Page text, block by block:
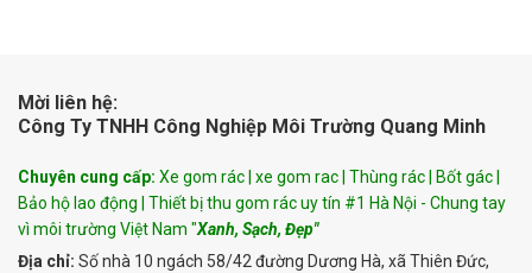
Mời liên hệ:
Công Ty TNHH Công Nghiệp Môi Trường Quang Minh
Chuyên cung cấp: Xe gom rác | xe gom rac | Thùng rác | Bốt gác |
Bảo hộ lao động | Thiết bị thu gom rác uy tín #1 Hà Nội - Chung tay
vì môi trường Việt Nam "Xanh, Sạch, Đẹp"
Địa chỉ: Số nhà 10 ngách 58/42 đường Dương Hà, xã Thiên Đức,